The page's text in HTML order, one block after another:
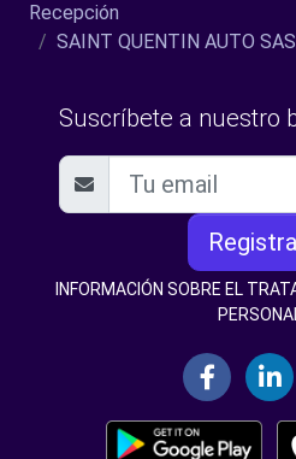
Recepción
SAINT QUENTIN AUTO
Suscríbete a nuestro
INFORMACIÓN SOBRE EL